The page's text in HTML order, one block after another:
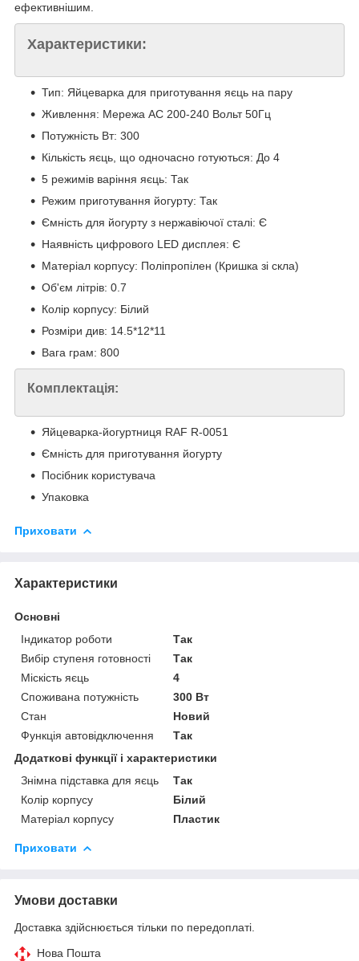
ефективнішим.
Характеристики:
Тип: Яйцеварка для приготування яєць на пару
Живлення: Мережа АС 200-240 Вольт 50Гц
Потужність Вт: 300
Кількість яєць, що одночасно готуються: До 4
5 режимів варіння яєць: Так
Режим приготування йогурту: Так
Ємність для йогурту з нержавіючої сталі: Є
Наявність цифрового LED дисплея: Є
Матеріал корпусу: Поліпропілен (Кришка зі скла)
Об'єм літрів: 0.7
Колір корпусу: Білий
Розміри див: 14.5*12*11
Вага грам: 800
Комплектація:
Яйцеварка-йогуртниця RAF R-0051
Ємність для приготування йогурту
Посібник користувача
Упаковка
Приховати
Характеристики
Основні
Індикатор роботи
Так
Вибір ступеня готовності
Так
Міскість яєць
4
Споживана потужність
300 Вт
Стан
Новий
Функція автовідключення
Так
Додаткові функції і характеристики
Знімна підставка для яєць
Так
Колір корпусу
Білий
Матеріал корпусу
Пластик
Приховати
Умови доставки
Доставка здійснюється тільки по передоплаті.
Нова Пошта